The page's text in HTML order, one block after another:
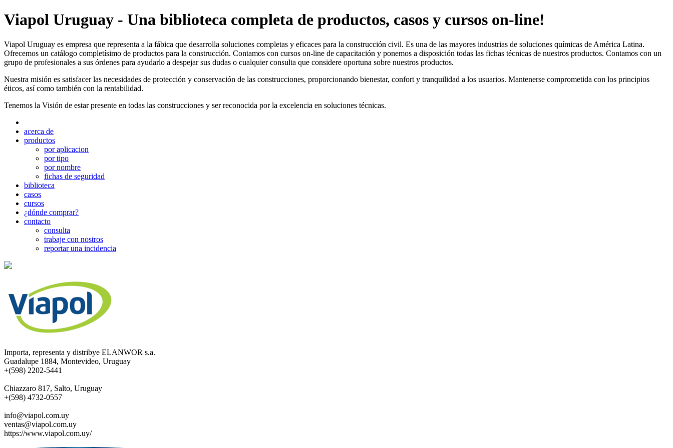
Viapol Uruguay - Una biblioteca completa de productos, casos y cursos on-line!
Viapol Uruguay es empresa que representa a la fábica que desarrolla soluciones completas y eficaces para la construcción civil. Es una de las mayores industrias de soluciones químicas de América Latina.
Ofrecemos un catálogo completísimo de productos para la construcción. Contamos con cursos on-line de capacitación y ponemos a disposición todas las fichas técnicas de nuestros productos. Contamos con un
grupo de profesionales a sus órdenes para ayudarlo a despejar sus dudas o cualquier consulta que considere oportuna sobre nuestros productos.
Nuestra misión es satisfacer las necesidades de protección y conservación de las construcciones, proporcionando bienestar, confort y tranquilidad a los usuarios. Mantenerse comprometida con los principios
éticos, así como también con la rentabilidad.
Tenemos la Visión de estar presente en todas las construcciones y ser reconocida por la excelencia en soluciones técnicas.
acerca de
productos
por aplicacion
por tipo
por nombre
fichas de seguridad
biblioteca
casos
cursos
¿dónde comprar?
contacto
consulta
trabaje con nostros
reportar una incidencia
Importa, representa y distribye ELANWOR s.a.
Guadalupe 1884, Montevideo, Uruguay
+(598) 2202-5441
Chiazzaro 817, Salto, Uruguay
+(598) 4732-0557
info@viapol.com.uy
ventas@viapol.com.uy
https://www.viapol.com.uy/